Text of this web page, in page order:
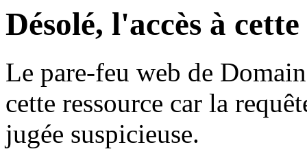
Désolé, l'accès à
Le pare-feu web de
cette ressource car la
jugée suspicieuse.